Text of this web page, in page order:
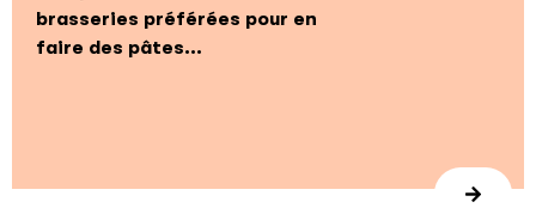
brasseries préférées pour en
faire des pâtes...